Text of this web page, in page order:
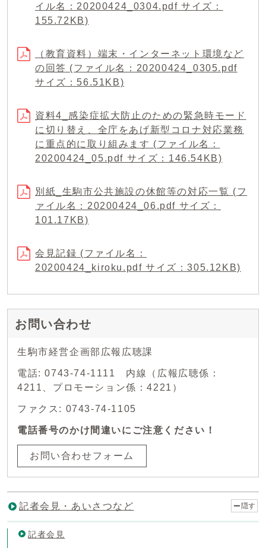
イル名：20200424_0304.pdf サイズ：
155.72KB)
（教育資料）端末・インターネット環境など
の回答 (ファイル名：20200424_0305.pdf
サイズ：56.51KB)
資料4_感染症拡大防止のための緊急時モード
に切り替え、全庁をあげ新型コロナ対応業務
に重点的に取り組みます (ファイル名：
20200424_05.pdf サイズ：146.54KB)
別紙_生駒市公共施設の休館等の対応一覧 (フ
ァイル名：20200424_06.pdf サイズ：
101.17KB)
会見記録 (ファイル名：
20200424_kiroku.pdf サイズ：305.12KB)
お問い合わせ
生駒市経営企画部広報広聴課
電話: 0743-74-1111 内線（広報広聴係：
4211、プロモーション係：4221）
ファクス: 0743-74-1105
電話番号のかけ間違いにご注意ください！
お問い合わせフォーム
記者会見・あいさつなど 隠す
記者会見